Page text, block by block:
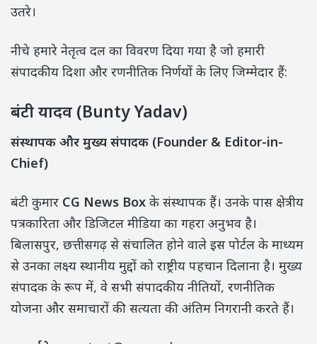
उतरे।
नीचे हमारे नेतृत्व दल का विवरण दिया गया है जो हमारी
संपादकीय दिशा और रणनीतिक निर्णयों के लिए जिम्मेदार हैं:
बंटी यादव (Bunty Yadav)
संस्थापक और मुख्य संपादक (Founder & Editor-in-
Chief)
बंटी कुमार CG News Box के संस्थापक हैं। उनके पास क्षेत्रीय
पत्रकारिता और डिजिटल मीडिया का गहरा अनुभव है।
बिलासपुर, छत्तीसगढ़ से संचालित होने वाले इस पोर्टल के माध्यम
से उनका लक्ष्य स्थानीय मुद्दों को राष्ट्रीय पहचान दिलाना है। मुख्य
संपादक के रूप में, वे सभी संपादकीय नीतियों, रणनीतिक
योजना और समाचारों की सत्यता की अंतिम निगरानी करते हैं।